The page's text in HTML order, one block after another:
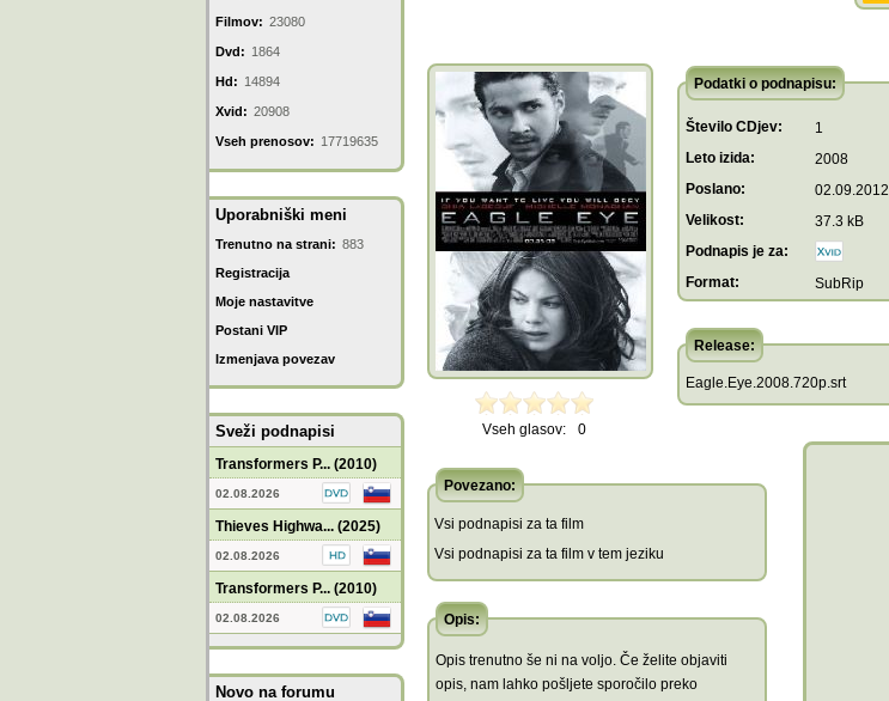
Filmov: 23080
Dvd: 1864
Hd: 14894
Xvid: 20908
Vseh prenosov: 17719635
Uporabniški meni
Trenutno na strani: 883
Registracija
Moje nastavitve
Postani VIP
Izmenjava povezav
Sveži podnapisi
Transformers P... (2010)
02.08.2026
Thieves Highwa... (2025)
02.08.2026
Transformers P... (2010)
02.08.2026
Novo na forumu
Vseh glasov: 0
Podatki o podnapisu:
Število CDjev: 1
Leto izida:
2008
Poslano:
02.09.2012
Velikost:
37.3 kB
Podnapis je za:
Format:
SubRip
Release:
Eagle.Eye.2008.720p.srt
Povezano:
Vsi podnapisi za ta film
Vsi podnapisi za ta film v tem jeziku
Opis:
Opis trenutno še ni na voljo. Če želite objaviti
opis, nam lahko pošljete sporočilo preko